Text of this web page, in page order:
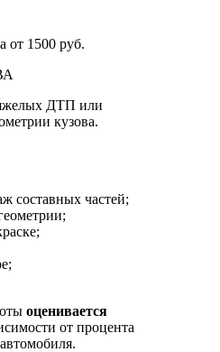
от 1500 руб.
ДТП или
кузова.
составных частей;
оценивается
от процента